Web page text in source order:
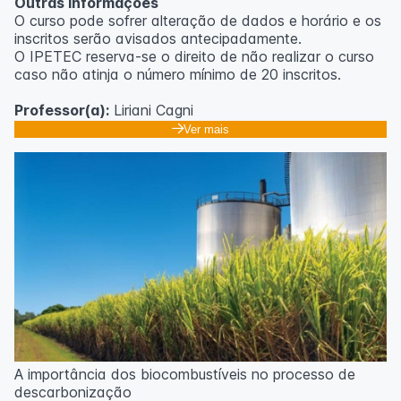
O curso pode sofrer alteração de dados e horário e os
inscritos serão avisados ​​antecipadamente.
O IPETEC reserva-se o direito de não realizar o curso
caso não atinja o número mínimo de 20 inscritos.
Professor(a): Liriani Cagni
Ver mais
A importância dos biocombustíveis no processo de
descarbonização